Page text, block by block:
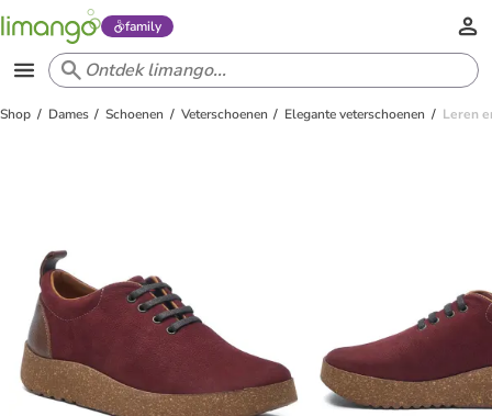
family
Shop Dames Schoenen Veterschoenen Elegante veterschoenen Leren